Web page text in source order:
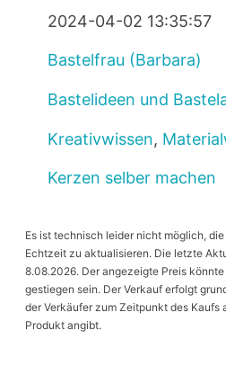
2024-04-02 13:35:57
Bastelfrau (Barbara)
Bastelideen und
Kreativwissen,
Kerzen selber machen
Es ist technisch leider nicht möglich,
Echtzeit zu aktualisieren. Die letzte
8.08.2026. Der angezeigte Preis
gestiegen sein. Der Verkauf erfolgt
der Verkäufer zum Zeitpunkt des Kaufs
Produkt angibt.